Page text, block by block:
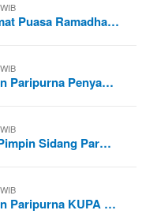
Puasa Ramadha…
Paripurna Penya…
Sidang Par…
Paripurna KUPA …